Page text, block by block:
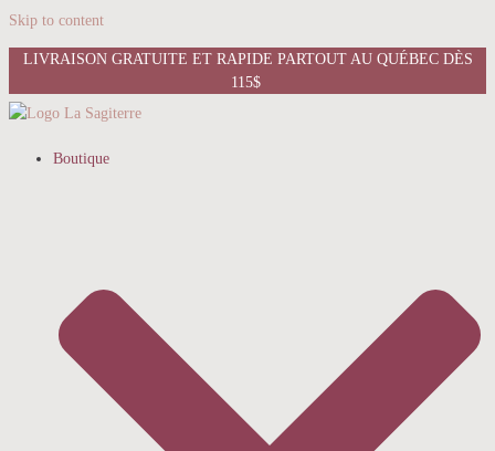
Skip to content
LIVRAISON GRATUITE ET RAPIDE PARTOUT AU QUÉBEC DÈS
115$
Boutique